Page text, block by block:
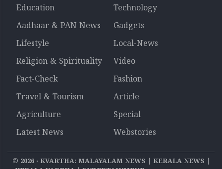
Education
Technology
Aadhaar & PAN News
Gadgets
Lifestyle
Local-News
Religion & Spirituality
Video
Fact-Check
Fashion
Travel & Tourism
Article
Agriculture
Special
Latest News
Webstories
© 2026‧ KVARTHA: MALAYALAM NEWS | KERALA NEWS |